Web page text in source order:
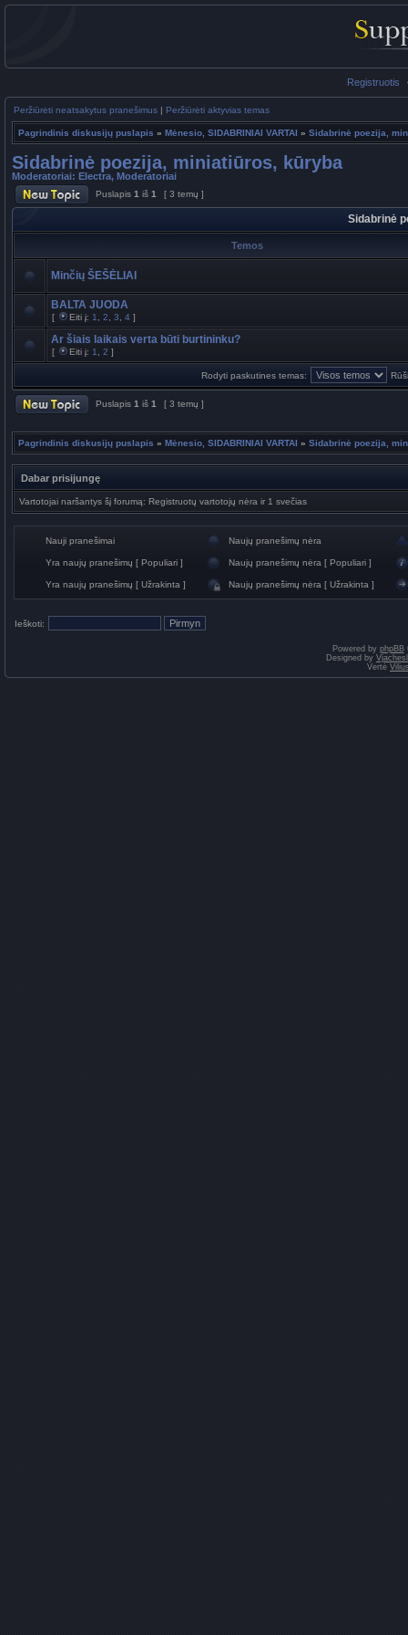
Registruotis
Peržiūrėti neatsakytus pranešimus | Peržiūrėti aktyvias temas
Pagrindinis diskusijų puslapis » Mėnesio, SIDABRINIAI VARTAI » Sidabrinė poezija,
Sidabrinė poezija, miniatiūros, kūryba
Moderatoriai: Electra, Moderatoriai
Puslapis 1 iš 1 [ 3 temų ]
Sidabrinė
Temos
Minčių ŠEŠĖLIAI
BALTA JUODA
[ Eiti į: 1 2 3 4 ]
Ar šiais laikais verta būti burtininku?
[ Eiti į: 1 2 ]
Rodyti paskutines temas:
Puslapis 1 iš 1 [ 3 temų ]
Pagrindinis diskusijų puslapis » Mėnesio, SIDABRINIAI VARTAI » Sidabrinė poezija,
Dabar prisijungę
Vartotojai naršantys šį forumą: Registruotų vartotojų nėra ir 1 svečias
Nauji pranešimai Naujų pranešimų nėra
Yra naujų pranešimų [ Populiari ] Naujų pranešimų nėra [ Populiari ]
Yra naujų pranešimų [ Užrakinta ] Naujų pranešimų nėra [ Užrakinta ]
Ieškoti:
Powered by phpBB
Designed by
Vertė